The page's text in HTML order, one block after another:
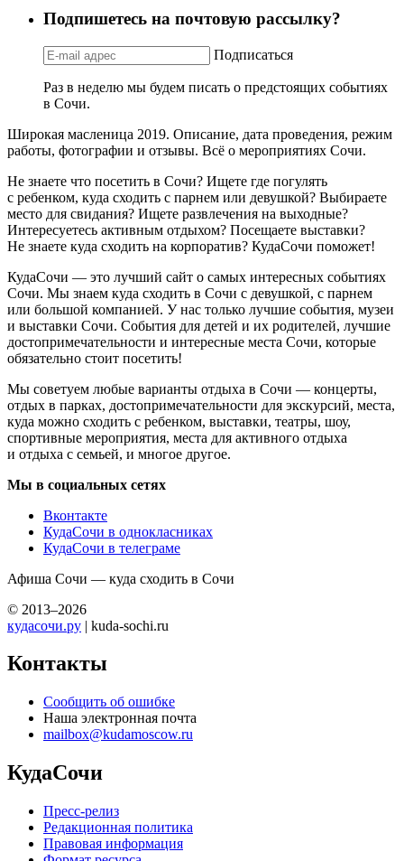
Подпишетесь на почтовую рассылку?
Подписаться
Раз в неделю мы будем писать о предстоящих событиях
в Сочи.
Широкая масленица 2019. Описание, дата проведения, режим
работы, фотографии и отзывы. Всё о мероприятиях Сочи.
Не знаете что посетить в Сочи? Ищете где погулять
с ребенком, куда сходить с парнем или девушкой? Выбираете
место для свидания? Ищете развлечения на выходные?
Интересуетесь активным отдыхом? Посещаете выставки?
Не знаете куда сходить на корпоратив? КудаСочи поможет!
КудаСочи — это лучший сайт о самых интересных событиях
Сочи. Мы знаем куда сходить в Сочи с девушкой, с парнем
или большой компанией. У нас только лучшие события, музеи
и выставки Сочи. События для детей и их родителей, лучшие
достопримечательности и интересные места Сочи, которые
обязательно стоит посетить!
Мы советуем любые варианты отдыха в Сочи — концерты,
отдых в парках, достопримечательности для экскурсий, места,
куда можно сходить с ребенком, выставки, театры, шоу,
спортивные мероприятия, места для активного отдыха
и отдыха с семьей, и многое другое.
Мы в социальных сетях
Вконтакте
КудаСочи в однокласниках
КудаСочи в телеграме
Афиша Сочи — куда сходить в Сочи
© 2013–2026
кудасочи.ру | kuda-sochi.ru
Контакты
Сообщить об ошибке
Наша электронная почта
mailbox@kudamoscow.ru
КудаСочи
Пресс-релиз
Редакционная политика
Правовая информация